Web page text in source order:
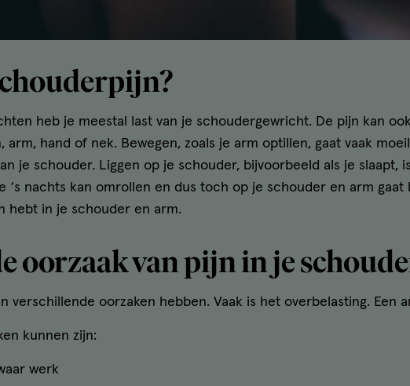
heb je meestal last van je schoudergewricht. De pijn kan
arm, hand of nek. Bewegen, zoals je arm optillen, gaat vaak
je schouder. Liggen op je schouder, bijvoorbeeld als je slaapt,
‘s nachts kan omrollen en dus toch op je schouder en arm gaat
hebt in je schouder en arm.
oorzaak van pijn in je
verschillende oorzaken hebben. Vaak is het overbelasting. Een
kunnen zijn:
werk